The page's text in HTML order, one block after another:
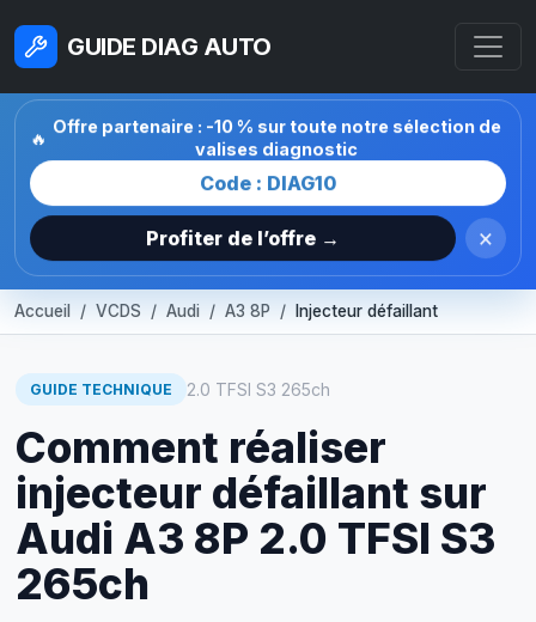
GUIDE DIAG AUTO
🔥
Offre partenaire : -10 % sur toute notre sélection de
valises diagnostic
Code : DIAG10
Profiter de l’offre → ×
Accueil VCDS Audi A3 8P Injecteur défaillant
GUIDE TECHNIQUE 2.0 TFSI S3 265ch
Comment réaliser
injecteur défaillant sur
Audi A3 8P 2.0 TFSI S3
265ch